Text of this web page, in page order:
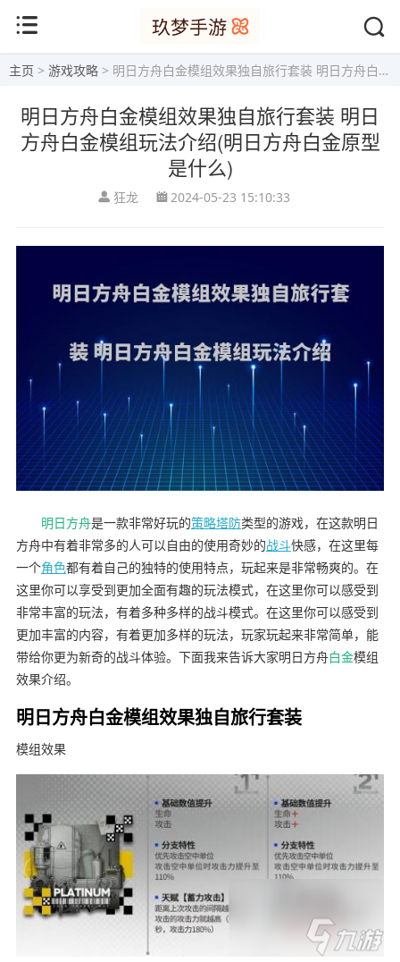
主页 > 游戏攻略 > 明日方舟白金模组效果独自旅行套装 明日方舟白金模组玩法介绍(明日方舟白金原型是什么)
明日方舟白金模组效果独自旅行套装 明日
方舟白金模组玩法介绍(明日方舟白金原型
是什么)
狂龙 2024-05-23 15:10:33
明日方舟是一款非常好玩的策略塔防类型的游戏，在这款明日
方舟中有着非常多的人可以自由的使用奇妙的战斗快感，在这里每
一个角色都有着自己的独特的使用特点，玩起来是非常畅爽的。在
这里你可以享受到更加全面有趣的玩法模式，在这里你可以感受到
非常丰富的玩法，有着多种多样的战斗模式。在这里你可以感受到
更加丰富的内容，有着更加多样的玩法，玩家玩起来非常简单，能
带给你更为新奇的战斗体验。下面我来告诉大家明日方舟白金模组
效果介绍。
明日方舟白金模组效果独自旅行套装
模组效果